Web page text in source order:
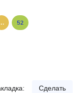
52
Сделать